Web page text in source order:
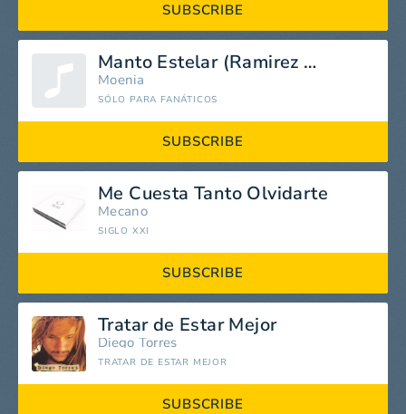
SUBSCRIBE
Manto Estelar (Ramirez House Mix)
Moenia
SÓLO PARA FANÁTICOS
SUBSCRIBE
Me Cuesta Tanto Olvidarte
Mecano
SIGLO XXI
SUBSCRIBE
Tratar de Estar Mejor
Diego Torres
TRATAR DE ESTAR MEJOR
SUBSCRIBE